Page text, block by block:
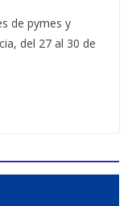
de pymes y
del 27 al 30 de